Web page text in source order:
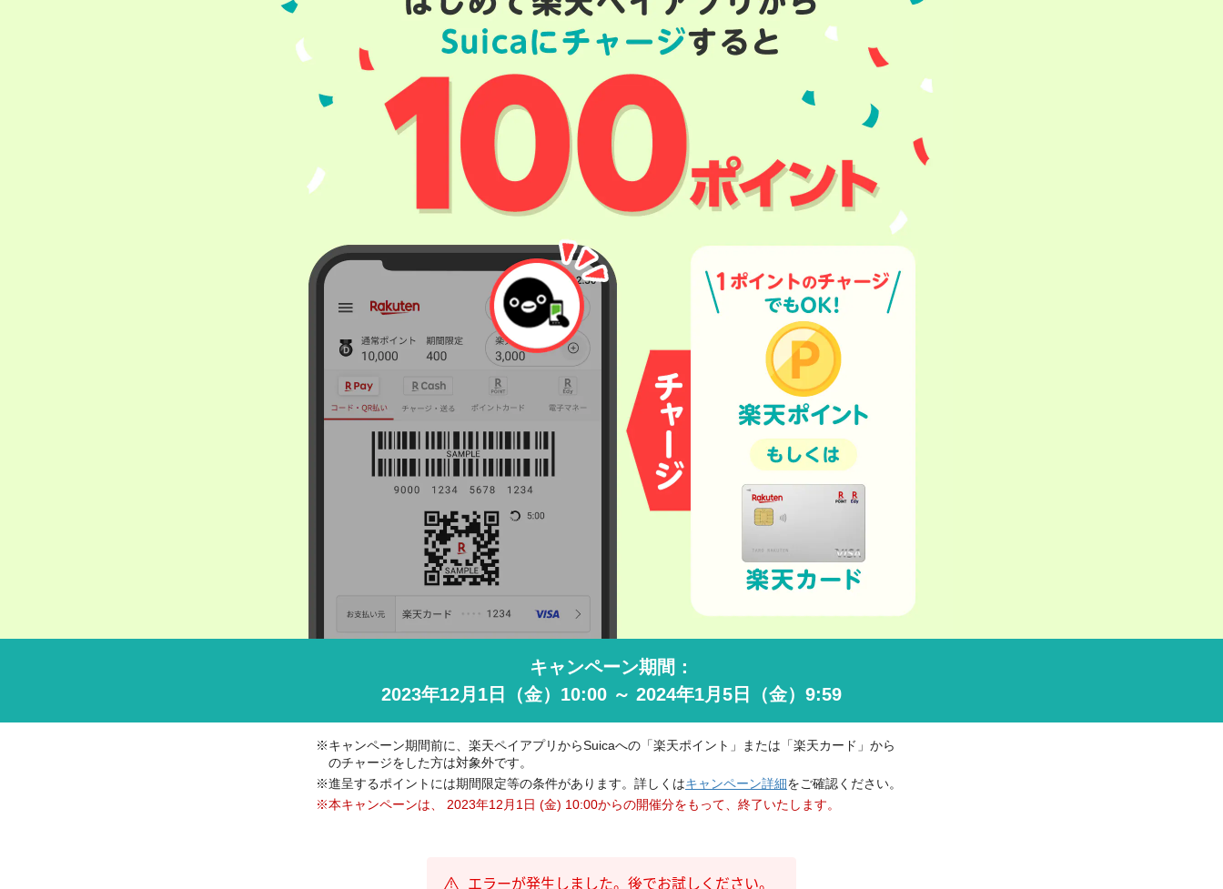
キャンペーン期間：
2023年12月1日（金）10:00 ～ 2024年1月5日（金）9:59
キャンペーン期間前に、楽天ペイアプリからSuicaへの「楽天ポイント」または「楽天カード」から
のチャージをした方は対象外です。
進呈するポイントには期間限定等の条件があります。詳しくはキャンペーン詳細をご確認ください。
本キャンペーンは、 2023年12月1日 (金) 10:00からの開催分をもって、終了いたします。
エラーが発生しました。後でお試しください。